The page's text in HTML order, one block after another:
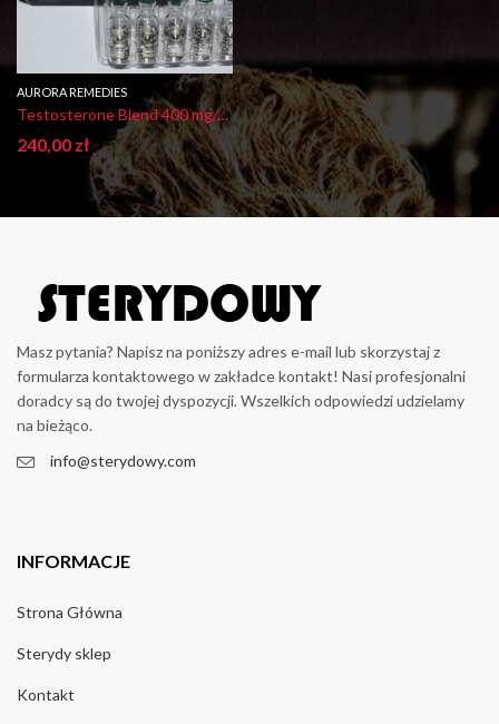
AURORA REMEDIES
Testosterone Blend 400 mg/ml Aurora
240,00 zł
Masz pytania? Napisz na poniższy adres e-mail lub skorzystaj z
formularza kontaktowego w zakładce kontakt! Nasi profesjonalni
doradcy są do twojej dyspozycji. Wszelkich odpowiedzi udzielamy
na bieżąco.
info@sterydowy.com
INFORMACJE
Strona Główna
Sterydy sklep
Kontakt